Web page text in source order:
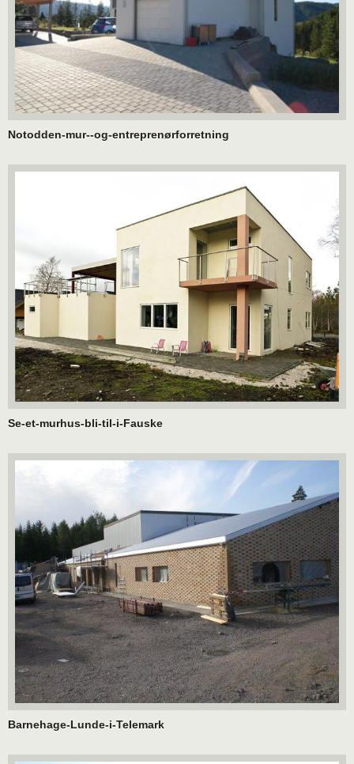
Notodden-mur--og-entreprenørforretning
Se-et-murhus-bli-til-i-Fauske
Barnehage-Lunde-i-Telemark